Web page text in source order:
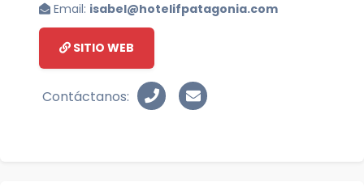
Email: isabel@hotelifpatagonia.com
SITIO WEB
Contáctanos: